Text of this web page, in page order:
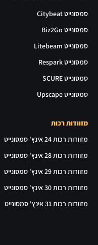
סמסונייט Citybeat
סמסונייט Biz2Go
סמסונייט Litebeam
סמסונייט Respark
סמסונייט SCURE
סמסונייט Upscape
מזוודות רכות
מזוודות רכות 24 אינץ' סמסונייט
מזוודות רכות 28 אינץ' סמסונייט
מזוודות רכות 29 אינץ' סמסונייט
מזוודות רכות 30 אינץ' סמסונייט
מזוודות רכות 31 אינץ' סמסונייט